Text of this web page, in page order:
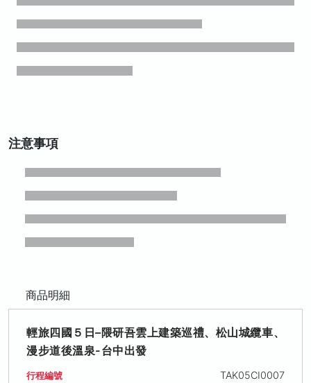
注意事項
商品明細
輕旅四國５日–隈研吾雲上建築巡禮、松山城纜車、
漫步道後溫泉-台中出發
行程編號 TAK05CI0007